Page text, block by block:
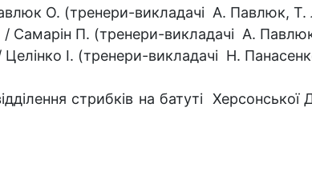
О. (тренери-викладачі А. Павлюк, Т.
/ Самарін П. (тренери-викладачі А.
І. (тренери-викладачі Н.
стрибків на батуті